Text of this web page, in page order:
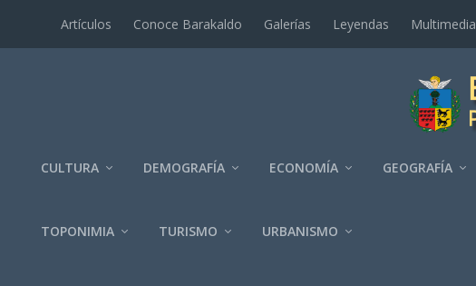
Artí­culos Conoce Barakaldo Galerí­as Leyendas Multimedia
CULTURA DEMOGRAFÍA ECONOMÍA GEOGRAFÍ­A
TOPONIMIA TURISMO URBANISMO